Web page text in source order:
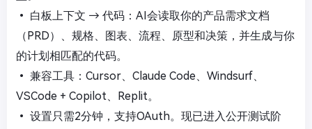
• 白板上下文 → 代码：AI会读取你的产品需求文档
（PRD）、规格、图表、流程、原型和决策，并生成与你
的计划相匹配的代码。
• 兼容工具：Cursor、Claude Code、Windsurf、
VSCode + Copilot、Replit。
• 设置只需2分钟，支持OAuth。现已进入公开测试阶